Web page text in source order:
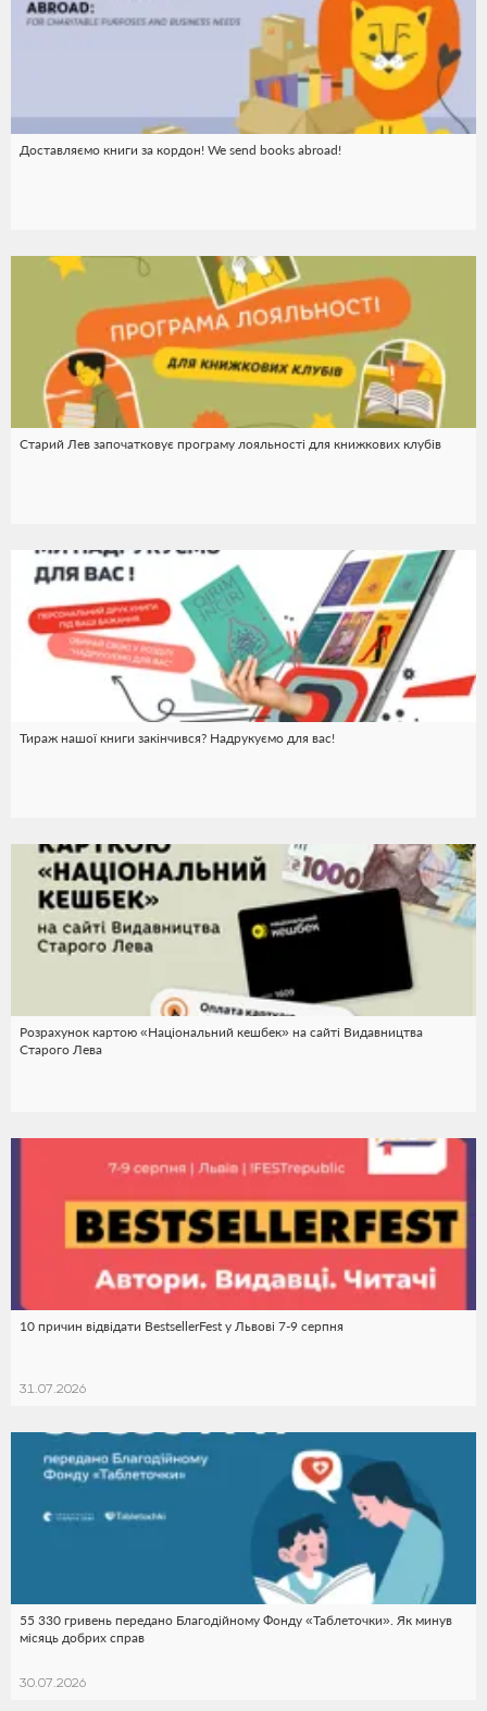
Доставляємо книги за кордон! We send books abroad!
Старий Лев започатковує програму лояльності для книжкових клубів
Тираж нашої книги закінчився? Надрукуємо для вас!
Розрахунок картою «Національний кешбек» на сайті Видавництва
Старого Лева
10 причин відвідати BestsellerFest у Львові 7-9 серпня
31.07.2026
55 330 гривень передано Благодійному Фонду «Таблеточки». Як минув
місяць добрих справ
30.07.2026